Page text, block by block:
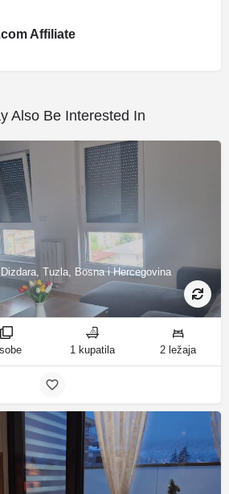
Affiliate
Also Be Interested In
Tuzla, Bosna i Hercegovina
1 kupatila 2 ležaja